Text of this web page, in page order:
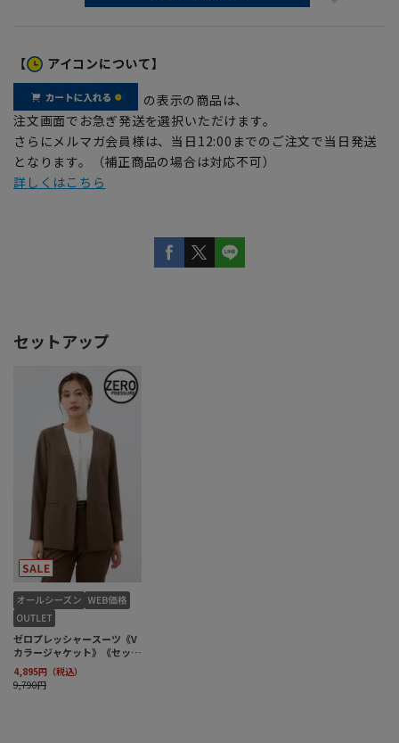
【 アイコンについて】
の表示の商品は、
注文画面でお急ぎ発送を選択いただけます。
さらにメルマガ会員様は、当日12:00までのご注文で当日発送
となります。（補正商品の場合は対応不可）
詳しくはこちら